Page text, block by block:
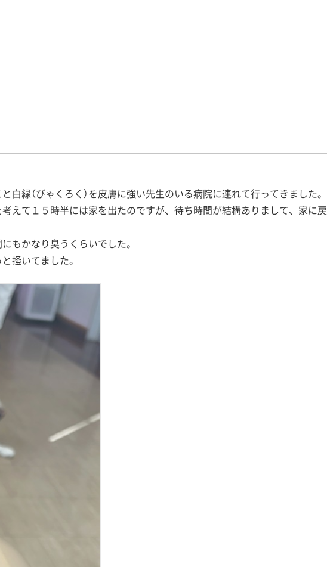
緑（びゃくろく）を皮膚に強い先生のいる病院に連れて行ってきました。
えて１５時半には家を出たのですが、待ち時間が結構ありまして、家に戻
もかなり臭うくらいでした。
掻いてました。